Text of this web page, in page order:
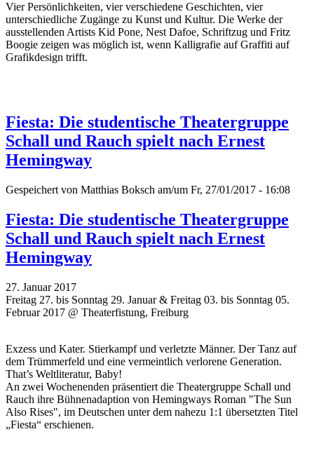
Vier Persönlichkeiten, vier verschiedene Geschichten, vier
unterschiedliche Zugänge zu Kunst und Kultur. Die Werke der
ausstellenden Artists Kid Pone, Nest Dafoe, Schriftzug und Fritz
Boogie zeigen was möglich ist, wenn Kalligrafie auf Graffiti auf
Grafikdesign trifft.
Fiesta: Die studentische Theatergruppe
Schall und Rauch spielt nach Ernest
Hemingway
Gespeichert von Matthias Boksch am/um Fr, 27/01/2017 - 16:08
Fiesta: Die studentische Theatergruppe
Schall und Rauch spielt nach Ernest
Hemingway
27. Januar 2017
Freitag 27. bis Sonntag 29. Januar & Freitag 03. bis Sonntag 05.
Februar 2017 @ Theaterfistung, Freiburg
Exzess und Kater. Stierkampf und verletzte Männer. Der Tanz auf
dem Trümmerfeld und eine vermeintlich verlorene Generation.
That’s Weltliteratur, Baby!
An zwei Wochenenden präsentiert die Theatergruppe Schall und
Rauch ihre Bühnenadaption von Hemingways Roman "The Sun
Also Rises", im Deutschen unter dem nahezu 1:1 übersetzten Titel
„Fiesta“ erschienen.